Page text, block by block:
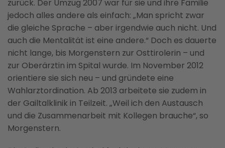
zurück. Der Umzug 2007 war für sie und ihre Familie
jedoch alles andere als einfach: „Man spricht zwar
die gleiche Sprache – aber irgendwie auch nicht. Und
auch die Mentalität ist eine andere.“ Doch es dauerte
nicht lange, bis Morgenstern zur Osttirolerin – und
zur Oberärztin im Spital wurde. Im November 2012
orientiere sie sich neu – und gründete eine
Wahlarztordination. Ab 2013 arbeitete sie zudem in
der Gailtalklinik in Teilzeit. „Weil ich den Austausch
und die Zusammenarbeit mit Kollegen brauche“, so
Morgenstern.